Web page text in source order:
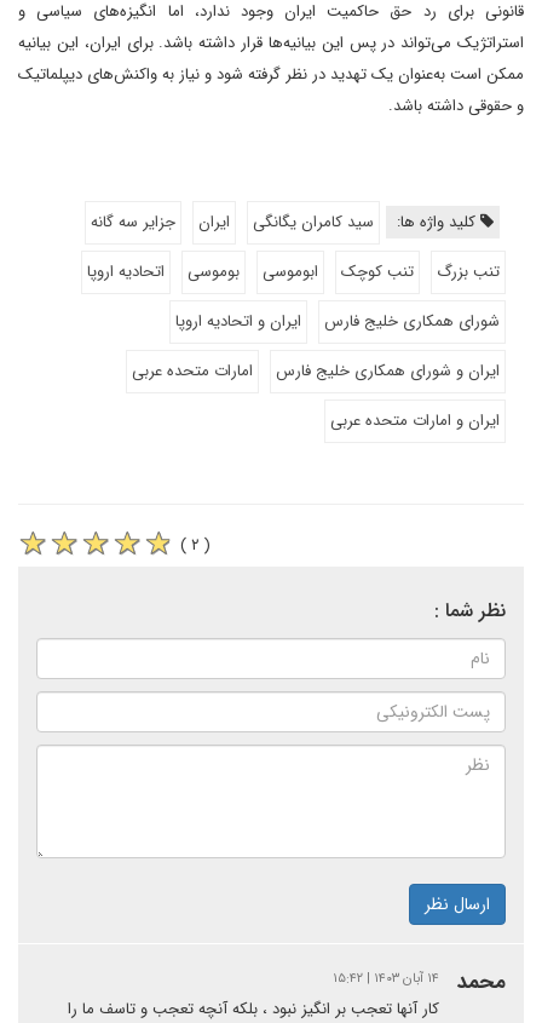
قانونی برای رد حق حاکمیت ایران وجود ندارد، اما انگیزه‌های سیاسی و
استراتژیک می‌تواند در پس این بیانیه‌ها قرار داشته باشد. برای ایران، این بیانیه
ممکن است به‌عنوان یک تهدید در نظر گرفته شود و نیاز به واکنش‌های دیپلماتیک
و حقوقی داشته باشد.
کلید واژه ها: سید کامران یگانگی ایران
جزایر سه گانه
تنب بزرگ
تنب کوچک ابوموسی بوموسی
اتحادیه اروپا
شورای همکاری خلیج فارس
ایران و اتحادیه اروپا
ایران و شورای همکاری خلیج فارس
امارات متحده عربی
ایران و امارات متحده عربی
( ۲ )
نظر شما :
ارسال نظر
محمد ۱۴ آبان ۱۴۰۳ | ۱۵:۴۲
کار آنها تعجب بر انگیز نبود ، بلکه آنچه تعجب و تاسف ما را